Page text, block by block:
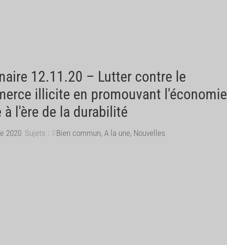
12.11.20 – Lutter contre le
illicite en promouvant l'économie
à l'ère de la durabilité
2020 Sujets : Bien commun, A la une, Nouvelles